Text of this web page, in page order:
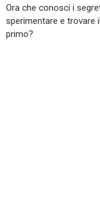
Ora che conosci i
sperimentare e trovare
primo?